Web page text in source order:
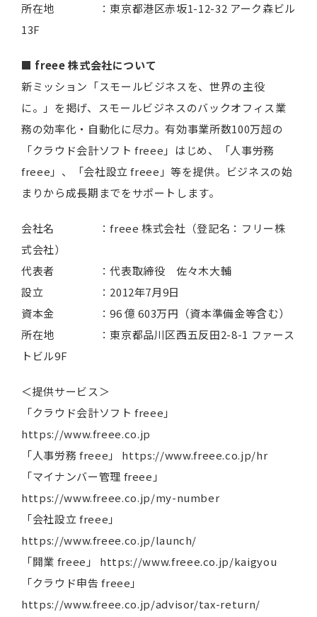
所在地 ：東京都港区赤坂1-12-32 アーク森ビル
13F
■ freee 株式会社について
新ミッション「スモールビジネスを、世界の主役
に。」を掲げ、スモールビジネスのバックオフィス業
務の効率化・自動化に尽力。有効事業所数100万超の
「クラウド会計ソフト freee」はじめ、「人事労務
freee」、「会社設立 freee」等を提供。ビジネスの始
まりから成長期までをサポートします。
会社名 ：freee 株式会社（登記名：フリー株
式会社）
代表者 ：代表取締役 佐々木大輔
設立 ：2012年7月9日
資本金 ：96 億 603万円（資本準備金等含む）
所在地 ：東京都品川区西五反田2-8-1 ファース
トビル9F
＜提供サービス＞
「クラウド会計ソフト freee」
https://www.freee.co.jp
「人事労務 freee」 https://www.freee.co.jp/hr
「マイナンバー管理 freee」
https://www.freee.co.jp/my-number
「会社設立 freee」
https://www.freee.co.jp/launch/
「開業 freee」 https://www.freee.co.jp/kaigyou
「クラウド申告 freee」
https://www.freee.co.jp/advisor/tax-return/